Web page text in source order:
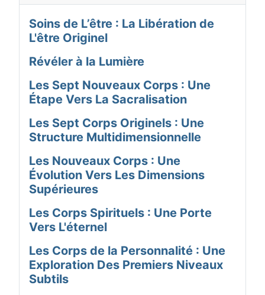
Soins de L’être : La Libération de
L'être Originel
Révéler à la Lumière
Les Sept Nouveaux Corps : Une
Étape Vers La Sacralisation
Les Sept Corps Originels : Une
Structure Multidimensionnelle
Les Nouveaux Corps : Une
Évolution Vers Les Dimensions
Supérieures
Les Corps Spirituels : Une Porte
Vers L'éternel
Les Corps de la Personnalité : Une
Exploration Des Premiers Niveaux
Subtils